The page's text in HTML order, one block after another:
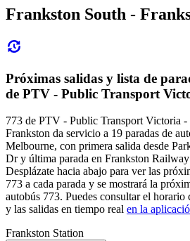
Frankston South -
Próximas salidas y lista de
de PTV - Public Transport
773 de PTV - Public Transport Victoria -
Frankston da servicio a 19 paradas de
Melbourne, con primera salida desde
Dr y última parada en Frankston
Desplázate hacia abajo para ver las
773 a cada parada y se mostrará la
autobús 773. Puedes consultar el
y las salidas en tiempo real en la
Frankston Station